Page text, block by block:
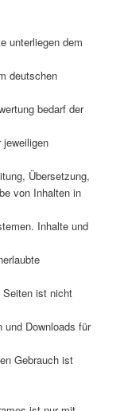
unterliegen dem
deutschen
bedarf der
Übersetzung,
von Inhalten in
Inhalte und
Seiten ist nicht
und Downloads für
Gebrauch ist